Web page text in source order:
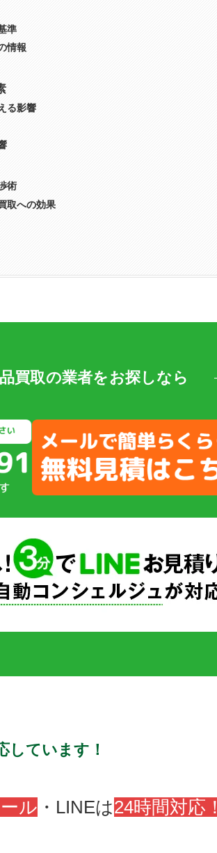
準
情報
る影響
術
取への効果
買取の業者をお探しなら
しています！
ル ・LINEは24時間対応！